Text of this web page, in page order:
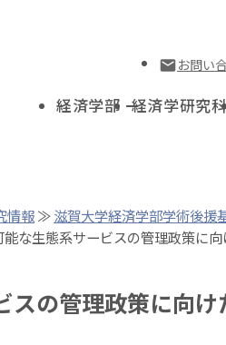
お問い
経済学部 経済学研究
情報≫滋賀大学経済学部学術後援
な生態系サービスの管理政策に
スの管理政策に向